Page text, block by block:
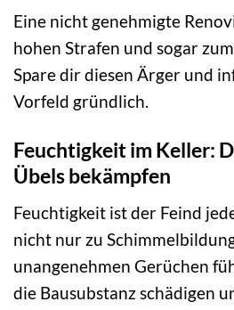
Eine nicht genehmigte
hohen Strafen und sogar
Spare dir diesen Ärger und
Vorfeld gründlich.
Feuchtigkeit im Keller:
Übels bekämpfen
Feuchtigkeit ist der Feind
nicht nur zu
unangenehmen Gerüchen
die Bausubstanz schädigen